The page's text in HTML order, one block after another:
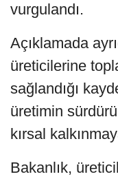
vurgulandı.
Açıklamada
üreticilerine
sağlandığı
üretimin
kırsal
Bakanlık,